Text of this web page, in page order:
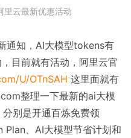
里云最新优惠活动
通知，AI大模型tokens有
目前就有活动，阿里云官
U/OTnSAH 这里面就有
整理一下最新的ai大模
别是开通百炼免费领
、AI大模型节省计划和